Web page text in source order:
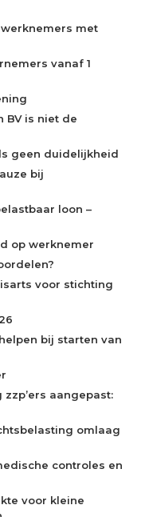
met
vanaf 1
BV is niet de
geen duidelijkheid
bij
loon –
op werknemer
voor stichting
bij starten van
aangepast:
omlaag
controles en
voor kleine